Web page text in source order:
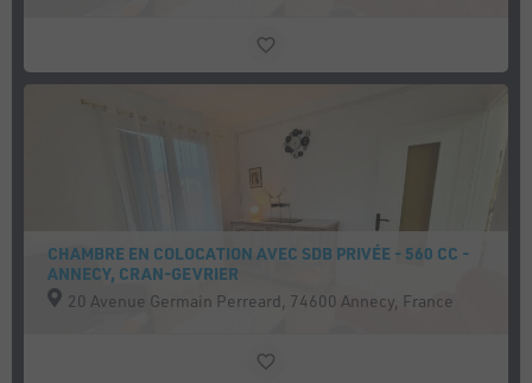
CHAMBRE EN COLOCATION AVEC SDB PRIVÉE - 560 CC -
ANNECY, CRAN-GEVRIER
20 Avenue Germain Perreard, 74600 Annecy, France